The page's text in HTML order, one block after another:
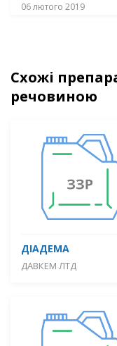
06 лютого 2019
Схожі
речовиною
ДІАДЕМА
ДАВКЕМ ЛТД